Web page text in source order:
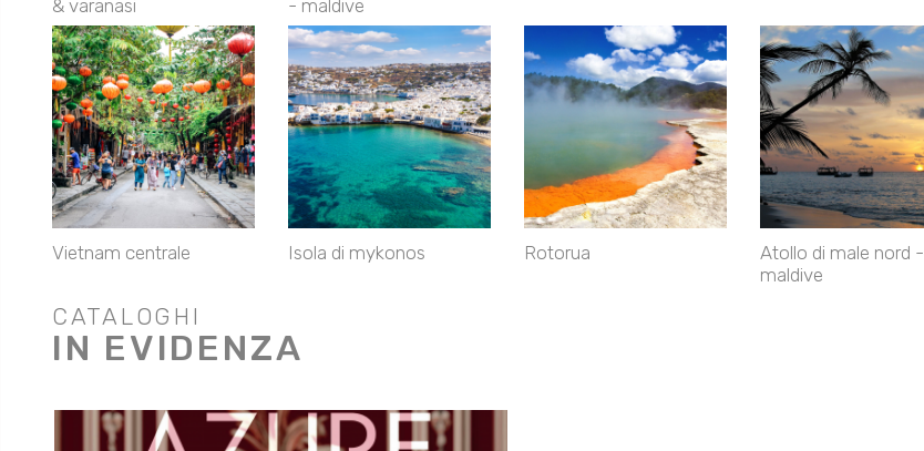
& varanasi
Vietnam centrale
- maldive
Isola di mykonos Rotorua
Atollo di male nord -
maldive
CATALOGHI
IN EVIDENZA